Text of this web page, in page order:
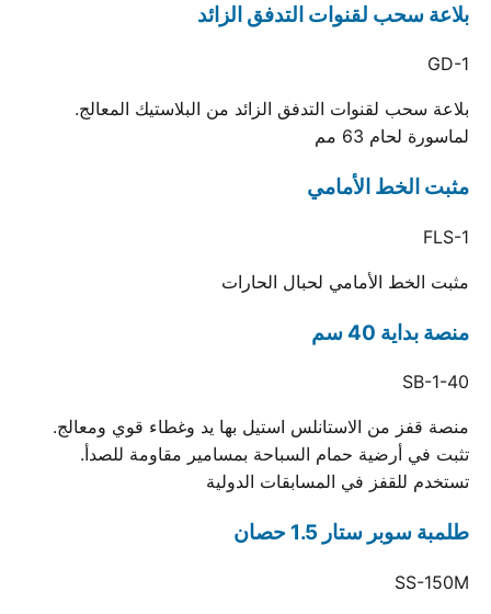
بلاعة سحب لقنوات التدفق الزائد
GD-1
بلاعة سحب لقنوات التدفق الزائد من البلاستيك المعالج.
لماسورة لحام 63 مم
مثبت الخط الأمامي
FLS-1
مثبت الخط الأمامي لحبال الحارات
منصة بداية 40 سم
SB-1-40
منصة قفز من الاستانلس استيل بها يد وغطاء قوي ومعالج.
تثبت في أرضية حمام السباحة بمسامير مقاومة للصدأ.
تستخدم للقفز في المسابقات الدولية
طلمبة سوبر ستار 1.5 حصان
SS-150M